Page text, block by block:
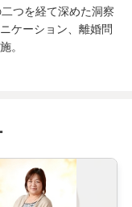
つを経て深めた洞察
ケーション、離婚問
。